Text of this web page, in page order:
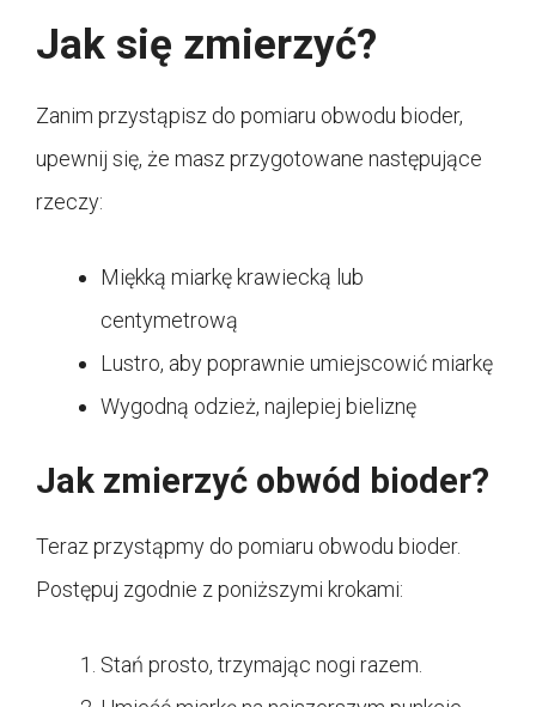
Jak się zmierzyć?
Zanim przystąpisz do pomiaru obwodu bioder,
upewnij się, że masz przygotowane następujące
rzeczy:
Miękką miarkę krawiecką lub
centymetrową
Lustro, aby poprawnie umiejscowić miarkę
Wygodną odzież, najlepiej bieliznę
Jak zmierzyć obwód bioder?
Teraz przystąpmy do pomiaru obwodu bioder.
Postępuj zgodnie z poniższymi krokami:
Stań prosto, trzymając nogi razem.